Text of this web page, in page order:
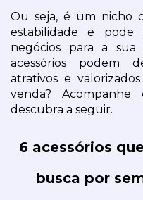
Ou seja, é um nicho
estabilidade e
negócios para a sua
acessórios podem
atrativos e
venda?
descubra a seguir.
6 acessórios
busca por